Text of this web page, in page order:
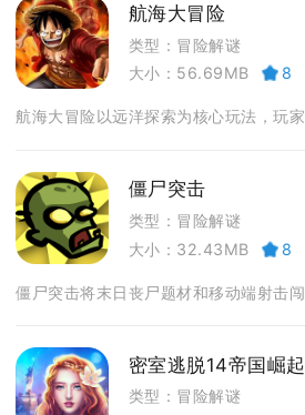
航海大冒险
类型：冒险解谜
大小：56.69MB
8
僵尸突击
类型：冒险解谜
大小：32.43MB
8
密室逃脱14帝国崛起
类型：冒险解谜